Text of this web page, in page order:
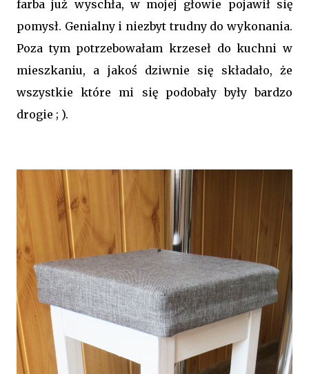
farba już wyschła, w mojej głowie pojawił się
pomysł. Genialny i niezbyt trudny do wykonania.
Poza tym potrzebowałam krzeseł do kuchni w
mieszkaniu, a jakoś dziwnie się składało, że
wszystkie które mi się podobały były bardzo
drogie ; ).